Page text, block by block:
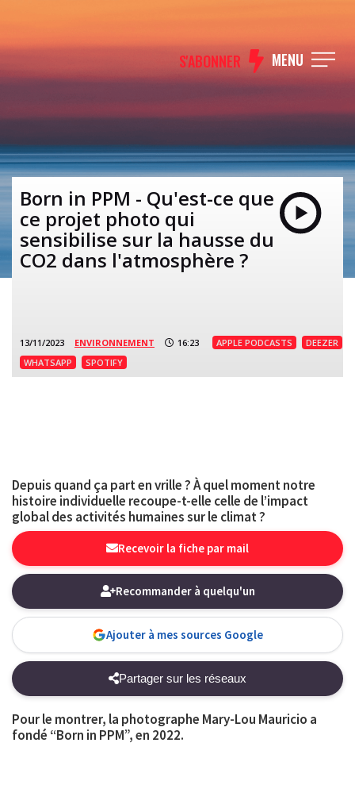
S'ABONNER MENU
Born in PPM - Qu'est-ce que
ce projet photo qui
sensibilise sur la hausse du
CO2 dans l'atmosphère ?
13/11/2023 ENVIRONNEMENT 16:23 APPLE PODCASTS
DEEZER
WHATSAPP
SPOTIFY
Depuis quand ça part en vrille ? À quel moment notre
histoire individuelle recoupe-t-elle celle de l’impact
global des activités humaines sur le climat ?
Recevoir la fiche par mail
Recommander à quelqu'un
Ajouter à mes sources Google
Partager sur les réseaux
Pour le montrer, la photographe Mary-Lou Mauricio a
fondé “Born in PPM”, en 2022.